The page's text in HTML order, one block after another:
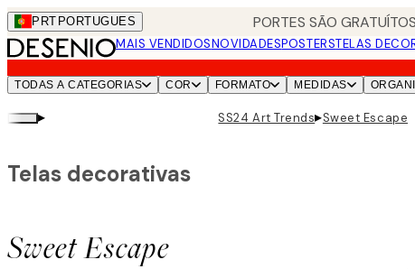
Skip
to
main
content.
PRT PORTUGUES PORTES SÃO
MAIS VENDIDOSNOVIDADESPOSTERSTELAS
TODAS A CATEGORIAS COR FORMATO MEDIDAS
▸ SS24 Art Trends▸Sweet Escape
Sweet Escape
Telas decorativas